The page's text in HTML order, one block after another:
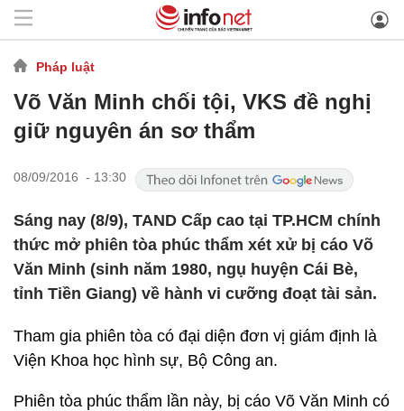
Pháp luật
Võ Văn Minh chối tội, VKS đề nghị
giữ nguyên án sơ thẩm
08/09/2016 - 13:30
Sáng nay (8/9), TAND Cấp cao tại TP.HCM chính
thức mở phiên tòa phúc thẩm xét xử bị cáo Võ
Văn Minh (sinh năm 1980, ngụ huyện Cái Bè,
tỉnh Tiền Giang) về hành vi cưỡng đoạt tài sản.
Tham gia phiên tòa có đại diện đơn vị giám định là
Viện Khoa học hình sự, Bộ Công an.
Phiên tòa phúc thẩm lần này, bị cáo Võ Văn Minh có